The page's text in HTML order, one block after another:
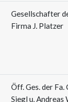
Gesellschafter
Firma J. Platzer
Öff. Ges. der Fa.
Siegl u. Andreas